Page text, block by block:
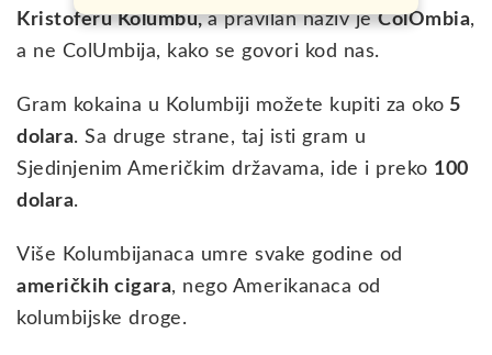
Kristoferu Kolumbu,a pravilan naziv jeColOmbia,
a ne ColUmbija, kako se govori kod nas.
Gram kokaina u Kolumbiji možete kupiti za oko 5
dolara. Sa druge strane, taj isti gram u
Sjedinjenim Američkim državama, ide i preko 100
dolara.
Više Kolumbijanaca umre svake godine od
američkih cigara, nego Amerikanaca od
kolumbijske droge.